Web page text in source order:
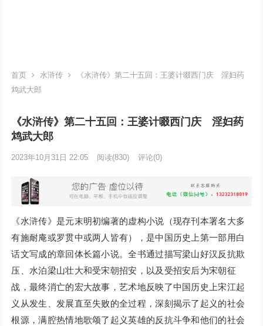
首页 水浒传
《水浒传》第二十五回：王婆计啜西门庆 淫妇药
鸩武大郎
《水浒传》第二十五回：王婆计啜西门庆 淫妇药
鸩武大郎
2023年10月31日 22:05 阅读(830) 评论(0)
《水浒传》是元末明初编著的虚构小说（现存刊本署名大多
有施耐庵或罗贯中或两人皆有），是中国历史上第一部用白
话文写成的章回体长篇小说。全书通过描写梁山好汉反抗欺
压、水泊梁山壮大和受宋朝招安，以及受招安后为宋朝征
战，最终消亡的宏大故事，艺术地反映了中国历史上宋江起
义从发生、发展直至失败的全过程，深刻揭示了起义的社会
根源，满腔热情地歌颂了起义英雄的反抗斗争和他们的社会